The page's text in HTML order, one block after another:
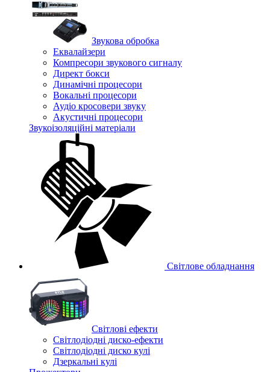
Звукова обробка
Еквалайзери
Компресори звукового сигналу
Директ бокси
Динамічні процесори
Вокальні процесори
Аудіо кросовери звуку
Акустичні процесори
Звукоізоляційні матеріали
Світлове обладнання
Cвітлові ефекти
Світлодіодні диско-ефекти
Світлодіодні диско кулі
Дзеркальні кулі